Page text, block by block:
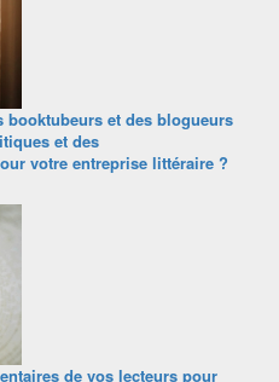
booktubeurs et des blogueurs
et des
votre entreprise littéraire ?
de vos lecteurs pour